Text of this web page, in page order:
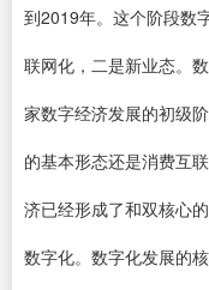
到2019年。这个阶段数
联网化，二是新业态。
家数字经济发展的初级
的基本形态还是消费互
济已经形成了和双核心
数字化。数字化发展的